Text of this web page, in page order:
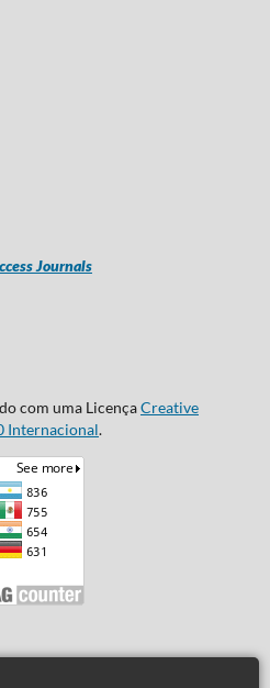
Journals
com uma LicençaCreative
Internacional.